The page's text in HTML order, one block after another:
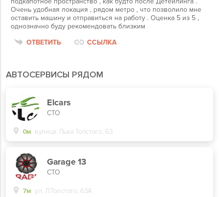
АВТОСЕРВИСЫ РЯДОМ
Elcars
СТО
0м вулиця Льва Толстого, 63
Garage 13
СТО
7м ул. Л.Толстого, 63А
Очень удобная локация , рядом метро , что позволило мне
оставить машину и отправиться на работу . Оценка 5 из 5 ,
однозначно буду рекомендовать близким
ОТВЕТИТЬ
ССЫЛКА